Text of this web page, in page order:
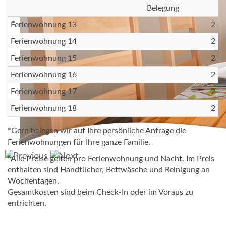
Belegung
Ferienwohnung 13 2
Ferienwohnung 14 2
Ferienwohnung 15 2
Ferienwohnung 16 2
Ferienwohnung 17 2
Ferienwohnung 18 2
*Gern belegen wir auf Ihre persönliche Anfrage die
Ferienwohnungen für Ihre ganze Familie.
*Alle Preise gelten pro Ferienwohnung und Nacht. Im Preis
enthalten sind Handtücher, Bettwäsche und Reinigung an
Wochentagen.
Gesamtkosten sind beim Check-In oder im Voraus zu
entrichten.